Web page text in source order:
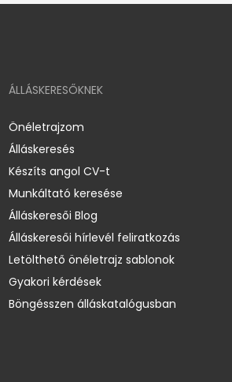
ÁLLÁSKERESŐKNEK
Önéletrajzom
Álláskeresés
Készíts angol CV-t
Munkáltató keresése
Álláskeresői Blog
Álláskeresői hírlevél feliratkozás
Letölthető önéletrajz sablonok
Gyakori kérdések
Böngésszen álláskatalógusban